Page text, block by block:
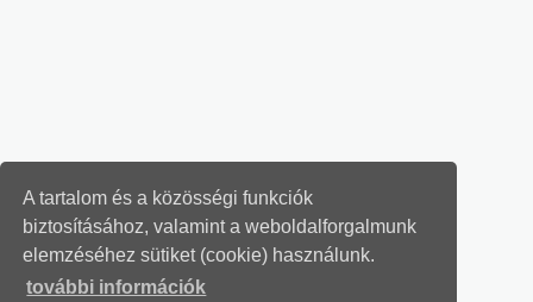
A tartalom és a közösségi funkciók
biztosításához, valamint a weboldalforgalmunk
elemzéséhez sütiket (cookie) használunk.
további információk